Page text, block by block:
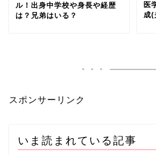
ル！出身中学校や身長や経歴
は？兄弟はいる？
医
成(
スポンサーリンク
いま読まれている記事